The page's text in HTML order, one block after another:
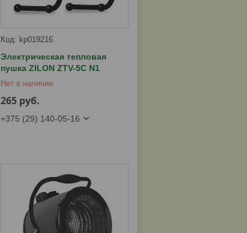
kp019216
Электрическая тепловая
пушка ZILON ZTV-5С N1
Нет в наличии
265 руб.
+375 (29) 140-05-16